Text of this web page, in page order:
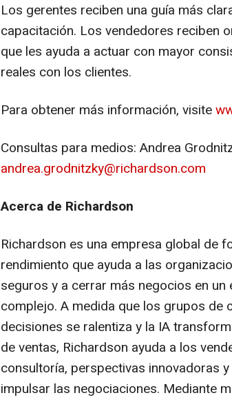
Los gerentes reciben una guía más
capacitación. Los vendedores reciben
que les ayuda a actuar con mayor
reales con los clientes.
Para obtener más información, visite
Consultas para medios: Andrea
andrea.grodnitzky@richardson.com
Acerca de Richardson
Richardson es una empresa global de
rendimiento que ayuda a las
seguros y a cerrar más negocios en
complejo. A medida que los grupos de
decisiones se ralentiza y la IA
de ventas, Richardson ayuda a los
consultoría, perspectivas innovadoras
impulsar las negociaciones. Mediante